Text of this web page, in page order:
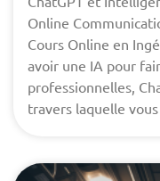
Online
Cours Online en
avoir une IA pour
professionnelles,
travers laquelle